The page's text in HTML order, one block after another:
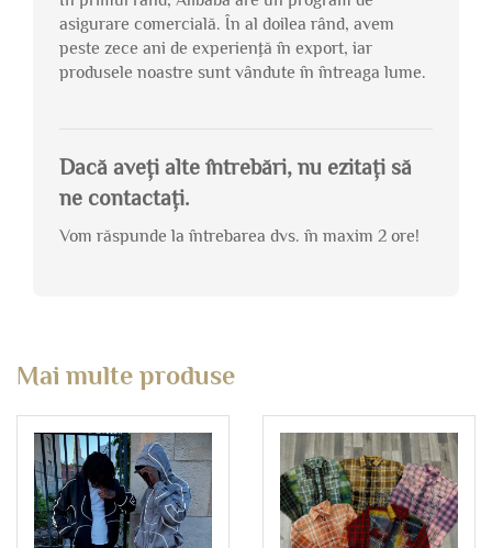
asigurare comercială. În al doilea rând, avem
peste zece ani de experienţă în export, iar
produsele noastre sunt vândute în întreaga lume.
Dacă aveți alte întrebări, nu ezitați să
ne contactați.
Vom răspunde la întrebarea dvs. în maxim 2 ore!
Mai multe produse